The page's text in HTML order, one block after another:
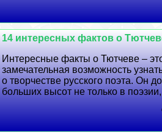
14 интересных фактов о
Интересные факты о Тютчеве –
замечательная возможность
о творчестве русского поэта. Он
больших высот не только в